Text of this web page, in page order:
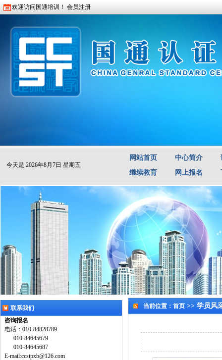
欢迎访问国通培训！ 会员注册
今天是 2026年8月7日 星期五
网站首页 中心简介
继续教育
网上报名
联系我们
咨询报名
电话：010-84828789
010-84645679
010-84645687
E-mail:ccstpxb@126.com
当前位置： 首页 >> 学员风